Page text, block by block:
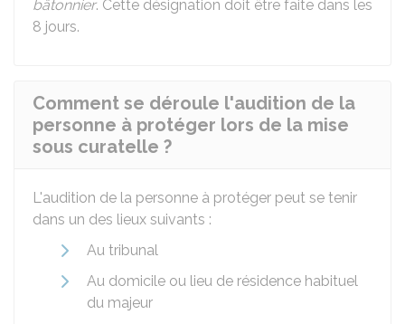
bâtonnier. Cette désignation doit être faite dans les
8 jours.
Comment se déroule l'audition de la
personne à protéger lors de la mise
sous curatelle ?
L'audition de la personne à protéger peut se tenir
dans un des lieux suivants :
Au tribunal
Au domicile ou lieu de résidence habituel
du majeur